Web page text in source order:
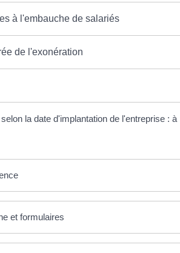
à l'embauche de salariés
de l'exonération
la date d'implantation de l'entreprise :
et formulaires